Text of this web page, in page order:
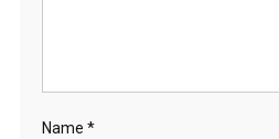
Name *